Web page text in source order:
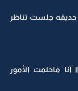
جلست تناظر
ماحلمت الأمور